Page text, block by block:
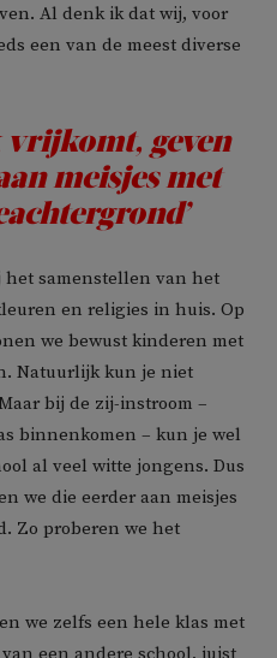
Al denk ik dat wij, voor
een van de meest diverse
vrijkomt, geven
meisjes met
het samenstellen van het
en religies in huis. Op
we bewust kinderen met
Natuurlijk kun je niet
bij de zij-instroom –
binnenkomen – kun je wel
al veel witte jongens. Dus
we die eerder aan meisjes
Zo proberen we het
we zelfs een hele klas met